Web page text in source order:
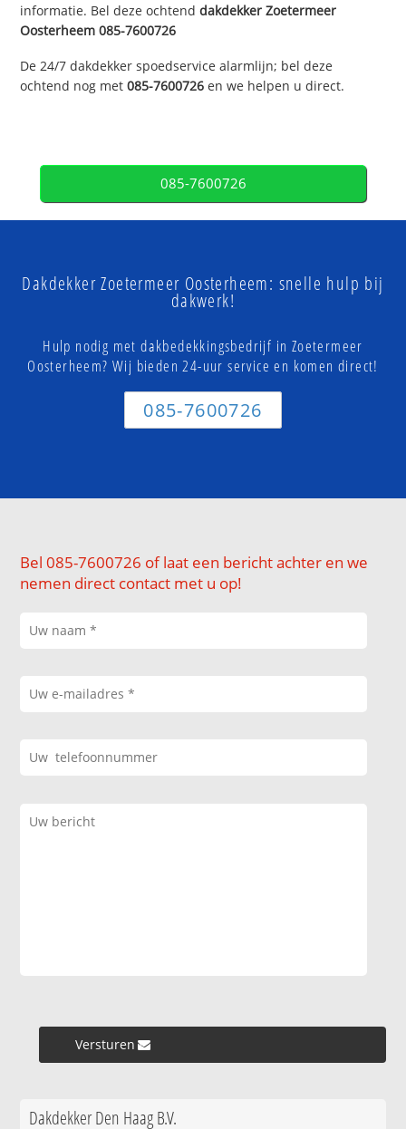
informatie. Bel deze ochtenddakdekkerZoetermeer
Oosterheem 085-7600726
De 24/7 dakdekker spoedservice alarmlijn; bel deze
ochtend nog met085-7600726 en we helpen u direct.
085-7600726
Dakdekker Zoetermeer Oosterheem: snelle hulp bij
dakwerk!
Hulp nodig met dakbedekkingsbedrijf in Zoetermeer
Oosterheem? Wij bieden 24-uur service en komen direct!
085-7600726
Bel 085-7600726 of laat een bericht achter en we
nemen direct contact met u op!
Versturen »
Dakdekker Den Haag B.V.